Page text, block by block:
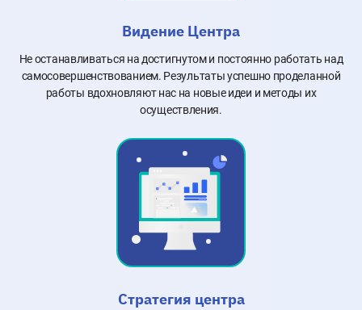
Видение Центра
Не останавливаться на достигнутом и постоянно работать над
самосовершенствованием. Результаты успешно проделанной
работы вдохновляют нас на новые идеи и методы их
осуществления.
Стратегия центра